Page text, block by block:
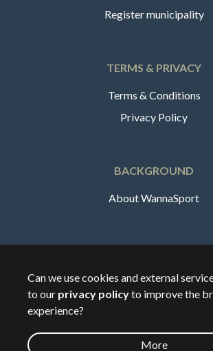
Register municipality
TERMS & PRIVACY
Terms & Conditions
Privacy Policy
BACKGROUND
About WannaSport
🇸🇪Sverige
Can we use cookies and external
to our privacy policyto improve the
experience?
More